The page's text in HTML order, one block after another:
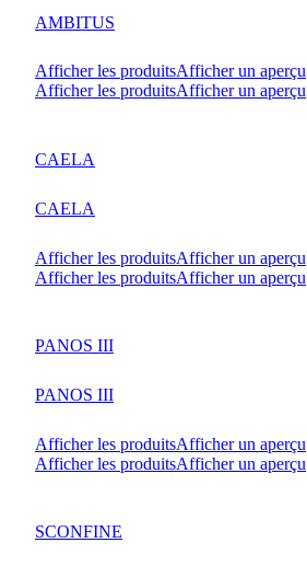
AMBITUS
Afficher les produitsAfficher un aperçu
Afficher les produitsAfficher un aperçu
CAELA
CAELA
Afficher les produitsAfficher un aperçu
Afficher les produitsAfficher un aperçu
PANOS III
PANOS III
Afficher les produitsAfficher un aperçu
Afficher les produitsAfficher un aperçu
SCONFINE